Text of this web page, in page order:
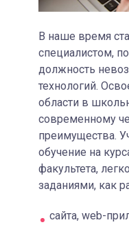
В наше время
специалистом,
должность
технологий.
области в
современному
преимущества.
обучение на
факультета,
заданиями, как
сайта, web-